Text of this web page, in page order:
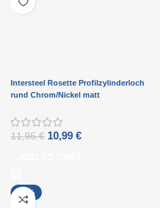
Intersteel Rosette Profilzylinderloch
rund Chrom/Nickel matt
11,95€ 10,99 €
-46%